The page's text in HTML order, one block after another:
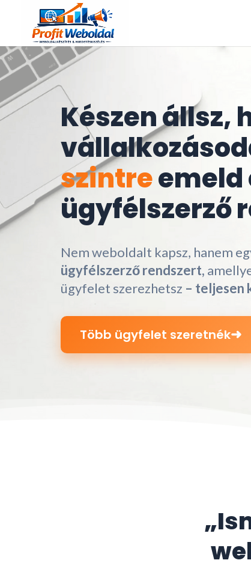
Készen állsz,
szintre
ügyfélszerző
Nem weboldalt kapsz, hanem
ügyfélszerző rendszert,
ügyfelet szerezhetsz – teljesen
Több ügyfelet szeretnék➜